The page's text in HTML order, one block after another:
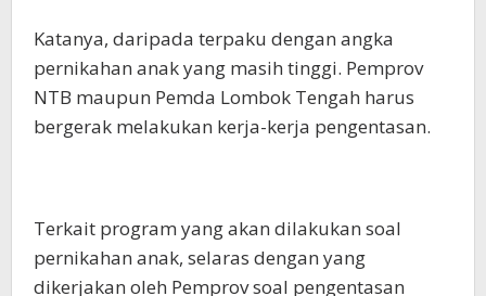
Katanya, daripada terpaku dengan angka
pernikahan anak yang masih tinggi. Pemprov
NTB maupun Pemda Lombok Tengah harus
bergerak melakukan kerja-kerja pengentasan.
Terkait program yang akan dilakukan soal
pernikahan anak, selaras dengan yang
dikerjakan oleh Pemprov soal pengentasan